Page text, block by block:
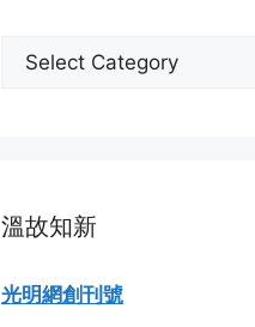
溫故知新
光明網創刊號